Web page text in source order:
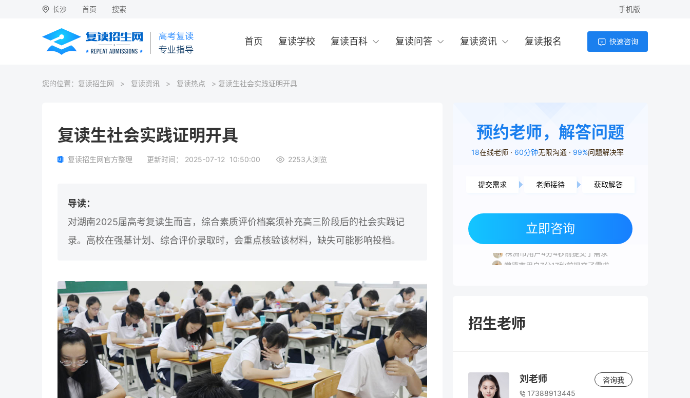
长沙 首页 搜索 手机版
首页 复读学校 复读百科 复读问答 复读资讯 复读报名 快速咨询
您的位置： 复读招生网 > 复读资讯 > 复读热点 > 复读生社会实践证明开具
复读生社会实践证明开具
复读招生网官方整理 更新时间： 2025-07-12 10:50:00 2253 人浏览
导读：
对湖南2025届高考复读生而言，综合素质评价档案须补充高三阶段后的社会实践记
录。高校在强基计划、综合评价录取时，会重点核验该材料，缺失可能影响投档。
预约老师，解答问题
18在线老师 60分钟无限沟通 99%问题解决率
提交需求 老师接待 获取解答
立即咨询
益阳市用户1分14秒前提交了需求
湘潭市用户1分58秒前提交了需求
株洲市用户4分4秒前提交了需求
常德市用户7分17秒前提交了需求
招生老师
刘老师
17388913445
咨询我